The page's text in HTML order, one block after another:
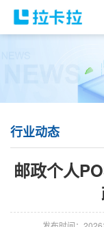
行业动态
邮政个人